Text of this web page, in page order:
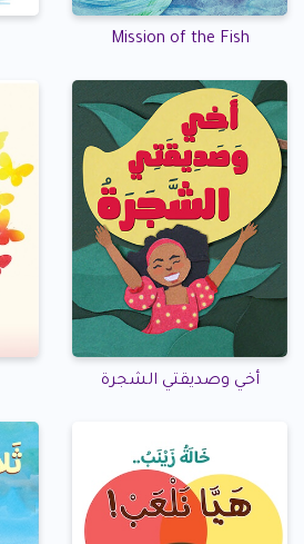
Mission of the Fish
أخي وصديقتي الشجرة